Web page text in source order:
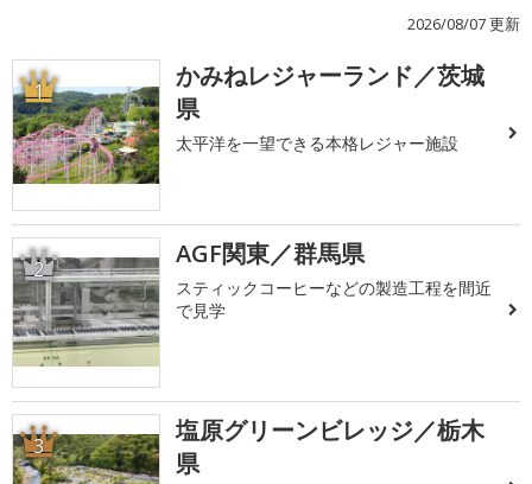
2026/08/07 更新
1
かみねレジャーランド／茨城
県
太平洋を一望できる本格レジャー施設
2 AGF関東／群馬県
スティックコーヒーなどの製造工程を間近
で見学
3
塩原グリーンビレッジ／栃木
県